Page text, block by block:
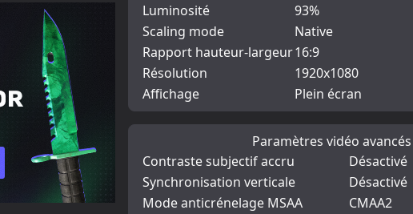
Luminosité
93%
Scaling mode
Native
Rapport hauteur-largeur16:9
Résolution
1920x1080
Affichage
Plein écran
Paramètres vidéo avancés
Contraste subjectif accru
Désactivé
Synchronisation verticale
Désactivé
Mode anticrénelage MSAA
CMAA2